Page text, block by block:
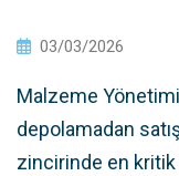
03/03/2026
Malzeme
depolamadan
zincirinde en